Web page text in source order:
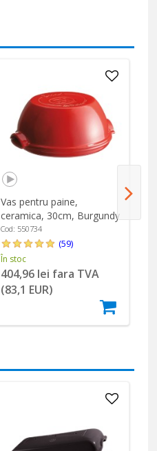
Vas pentru paine,
ceramica, 30cm, Burgundy
- Emile Henry
Cod: 550734
(59)
În stoc
404,96 lei fara TVA
(83,1 EUR)